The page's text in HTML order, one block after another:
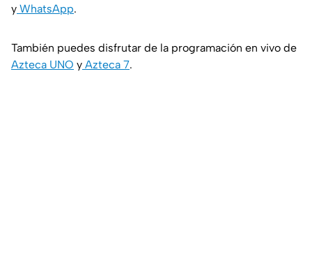
y WhatsApp.
También puedes disfrutar de la programación en vivo de
Azteca UNO y Azteca 7.